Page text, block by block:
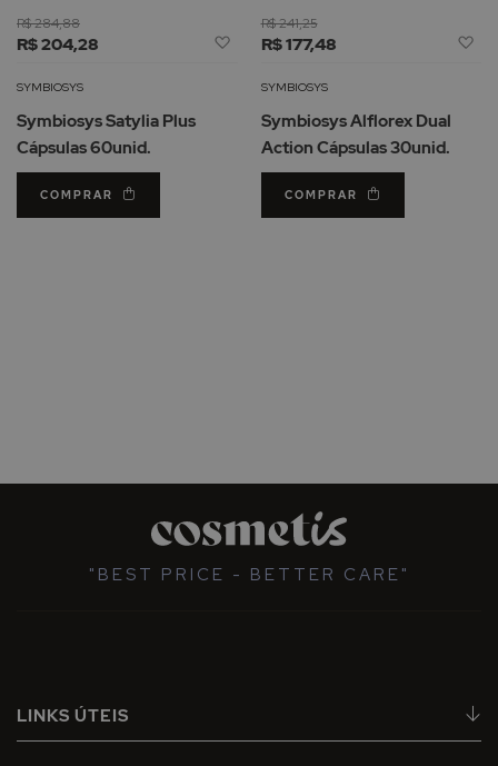
R$ 204,28
R$ 284,88
Adicionar
Lista
Desejos
SYMBIOSYS
Symbiosys Satylia Plus
Cápsulas 60unid.
COMPRAR
R$ 177,48
R$ 241,25
SYMBIOSYS
Symbiosys Alflorex Dual
Action Cápsulas 30unid.
COMPRAR
"BEST PRICE - BETTER CARE"
LINKS ÚTEIS